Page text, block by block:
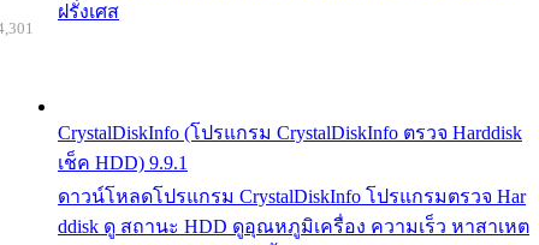
ฝรั่งเศส
CrystalDiskInfo (โปรแกรม CrystalDiskInfo ตรวจ Harddisk
เช็ค HDD) 9.9.1
ดาวน์โหลดโปรแกรม CrystalDiskInfo โปรแกรมตรวจ Har
ddisk ดู สถานะ HDD ดูอุณหภูมิเครื่อง ความเร็ว หาสาเหต